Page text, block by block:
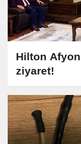
Hilton
ziyaret!